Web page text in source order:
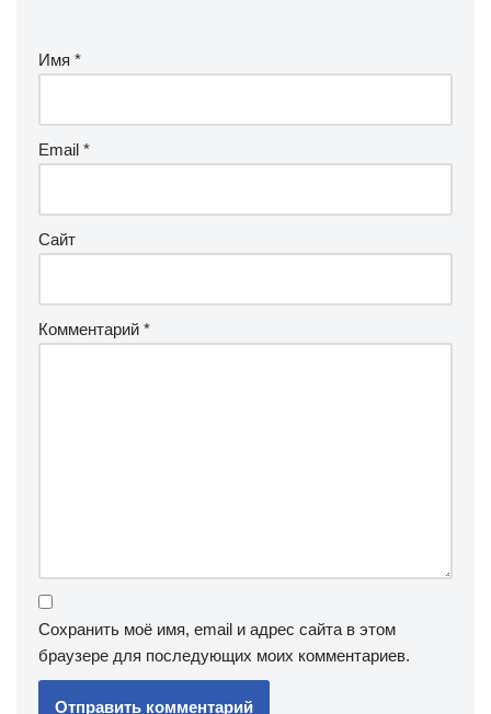
Имя *
Email *
Сайт
Комментарий *
Сохранить моё имя, email и адрес сайта в этом
браузере для последующих моих комментариев.